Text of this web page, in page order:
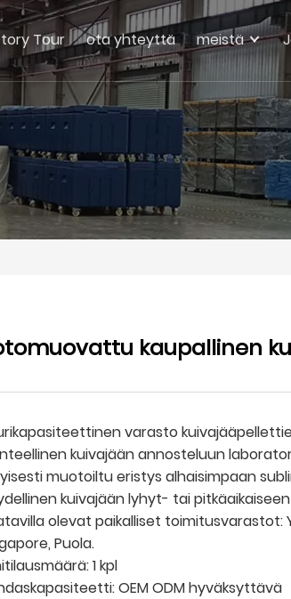
Tour ota yhteyttä meistä
kaupallinen
varasto
kuivajään annosteluun
muotoiltu eristys alhaisimpaan
kuivajään lyhyt- tai
olevat paikalliset toimitusvarastot:
Puola.
1 kpl
OEM ODM hyväksyttävä